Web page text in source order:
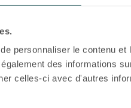
personnaliser le contenu
des informations
celles-ci avec d'autres